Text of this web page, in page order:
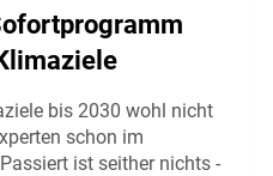
bis 2030 wohl nicht
schon im
ist seither nichts -